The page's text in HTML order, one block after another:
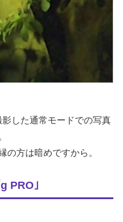
した通常モードでの写真
の方は暗めですから。
PRO｣